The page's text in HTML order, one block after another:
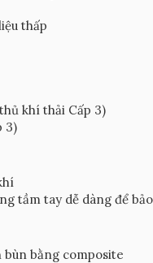
thấp
khí thải Cấp 3)
3)
tầm tay dễ dàng để
bùn bằng composite